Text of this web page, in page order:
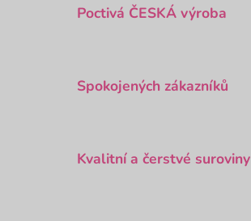
Poctivá ČESKÁ výroba
Spokojených zákazníků
Kvalitní a čerstvé suroviny